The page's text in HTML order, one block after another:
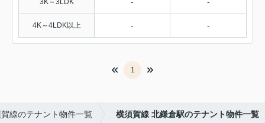
3K～3LDK - -
4K～4LDK以上 - -
1
線のテナント物件一覧 横須賀線 北鎌倉駅のテナント物件一覧